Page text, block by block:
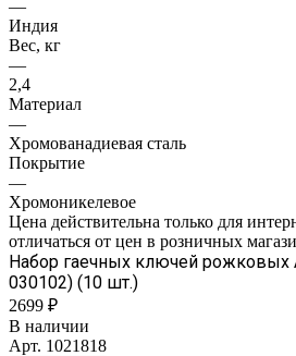
—
Индия
Вес, кг
—
2,4
Материал
—
Хромованадиевая сталь
Покрытие
—
Хромоникелевое
Цена действительна только для
отличаться от цен в розничных
Набор гаечных ключей рожковых
030102) (10 шт.)
2699 ₽
В наличии
Арт. 1021818